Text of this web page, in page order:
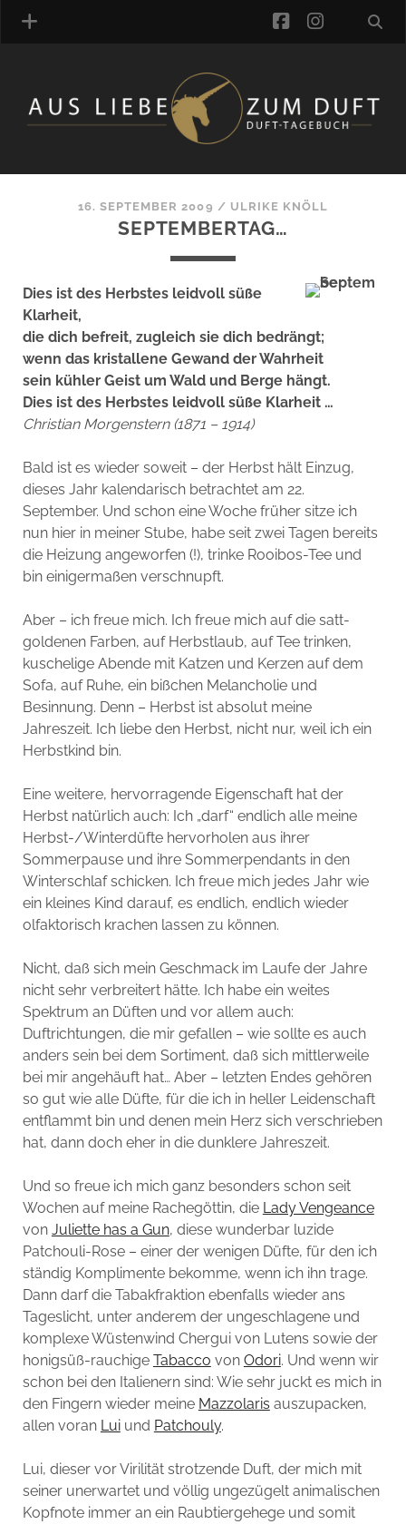
MANUFAKTUREN
DUFTNOTEN
SCHLAGWORTE
LINK-SAMMLUNG
ARTIKEL-ARCHIV
ONLINE-SHOP
DAS ALZD-TEAM
facebook
16. SEPTEMBER 2009 / ULRIKE KNÖLL
SEPTEMBERTAG…
Dies ist des Herbstes leidvoll süße
Klarheit,
die dich befreit, zugleich sie dich bedrängt;
wenn das kristallene Gewand der Wahrheit
sein kühler Geist um Wald und Berge hängt.
Dies ist des Herbstes leidvoll süße Klarheit …
Christian Morgenstern (1871 – 1914)
Bald ist es wieder soweit – der Herbst hält Einzug,
dieses Jahr kalendarisch betrachtet am 22.
September. Und schon eine Woche früher sitze ich
nun hier in meiner Stube, habe seit zwei Tagen bereits
die Heizung angeworfen (!), trinke Rooibos-Tee und
bin einigermaßen verschnupft.
Aber – ich freue mich. Ich freue mich auf die satt-
goldenen Farben, auf Herbstlaub, auf Tee trinken,
kuschelige Abende mit Katzen und Kerzen auf dem
Sofa, auf Ruhe, ein bißchen Melancholie und
Besinnung. Denn – Herbst ist absolut meine
Jahreszeit. Ich liebe den Herbst, nicht nur, weil ich ein
Herbstkind bin.
Eine weitere, hervorragende Eigenschaft hat der
Herbst natürlich auch: Ich „darf“ endlich alle meine
Herbst-/Winterdüfte hervorholen aus ihrer
Sommerpause und ihre Sommerpendants in den
Winterschlaf schicken. Ich freue mich jedes Jahr wie
ein kleines Kind darauf, es endlich, endlich wieder
olfaktorisch krachen lassen zu können.
Nicht, daß sich mein Geschmack im Laufe der Jahre
nicht sehr verbreitert hätte. Ich habe ein weites
Spektrum an Düften und vor allem auch:
Duftrichtungen, die mir gefallen – wie sollte es auch
anders sein bei dem Sortiment, daß sich mittlerweile
bei mir angehäuft hat… Aber – letzten Endes gehören
so gut wie alle Düfte, für die ich in heller Leidenschaft
entflammt bin und denen mein Herz sich verschrieben
hat, dann doch eher in die dunklere Jahreszeit.
Und so freue ich mich ganz besonders schon seit
Wochen auf meine Rachegöttin, die Lady Vengeance
von Juliette has a Gun, diese wunderbar luzide
Patchouli-Rose – einer der wenigen Düfte, für den ich
ständig Komplimente bekomme, wenn ich ihn trage.
Dann darf die Tabakfraktion ebenfalls wieder ans
Tageslicht, unter anderem der ungeschlagene und
komplexe Wüstenwind Chergui von Lutens sowie der
honigsüß-rauchige Tabacco von Odori. Und wenn wir
schon bei den Italienern sind: Wie sehr juckt es mich in
den Fingern wieder meine Mazzolaris auszupacken,
allen voran Luiund Patchouly.
Lui, dieser vor Virilität strotzende Duft, der mich mit
seiner unerwartet und völlig ungezügelt animalischen
Kopfnote immer an ein Raubtiergehege und somit